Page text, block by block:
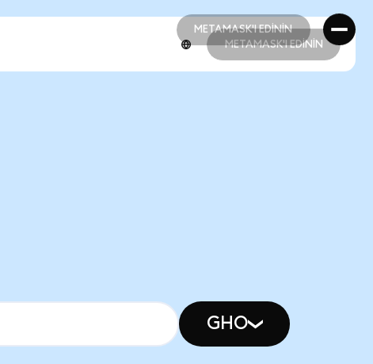
METAMASK'I EDİNİN
METAMASK'I EDİNİN
METAMASK'I EDİNİN
GHO